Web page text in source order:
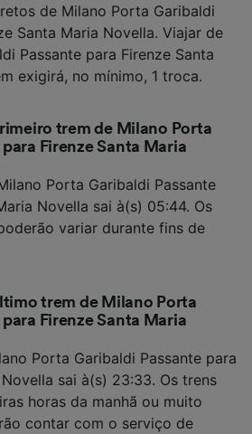
de Milano Porta Garibaldi
Santa Maria Novella. Viajar de
Passante para Firenze Santa
exigirá, no mínimo, 1 troca.
trem de Milano Porta
Firenze Santa Maria
Porta Garibaldi Passante
Novella sai à(s) 05:44. Os
variar durante fins de
trem de Milano Porta
Firenze Santa Maria
Porta Garibaldi Passante para
sai à(s) 23:33. Os trens
horas da manhã ou muito
contar com o serviço de